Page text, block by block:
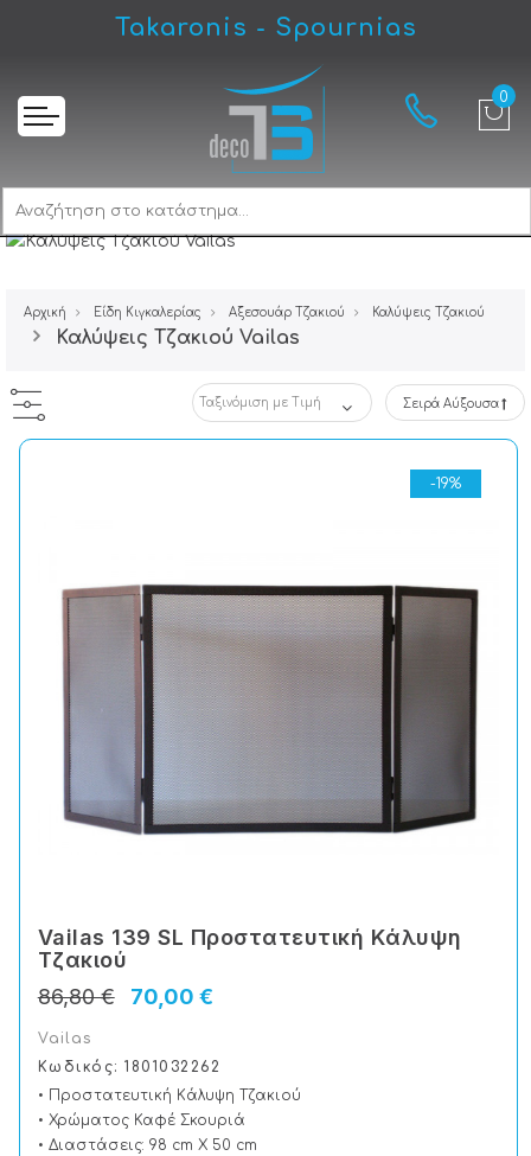
Takaronis - Spournias
Αρχική Είδη Κιγκαλερίας Αξεσουάρ Τζακιού Καλύψεις Tζακιού
Καλύψεις Tζακιού Vailas
Σειρά Αύξουσα
-19%
Vailas 139 SL Προστατευτική Kάλυψη
Tζακιού
70,00 €
86,80 €
Vailas
Κωδικός: 1801032262
• Προστατευτική Kάλυψη Tζακιού
• Χρώματος Καφέ Σκουριά
• Διαστάσεις: 98 cm X 50 cm